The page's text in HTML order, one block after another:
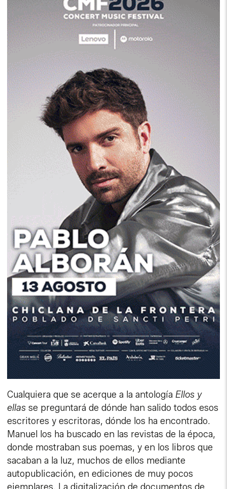
Cualquiera que se acerque a la antologíaEllos y
ellas se preguntará de dónde han salido todos esos
escritores y escritoras, dónde los ha encontrado.
Manuel los ha buscado en las revistas de la época,
donde mostraban sus poemas, y en los libros que
sacaban a la luz, muchos de ellos mediante
autopublicación, en ediciones de muy pocos